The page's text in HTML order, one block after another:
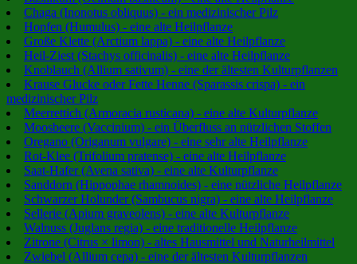
Chaga (Inonotus obliquus) - ein medizinischer Pilz
Hopfen (Humulus) - eine alte Heilpflanze
Große Klette (Arctium lappa) - eine alte Heilpflanze
Heil-Ziest (Stachys officinalis) - eine alte Heilpflanze
Knoblauch (Allium sativum) - eine der ältesten Kulturpflanzen
Krause Glucke oder Fette Henne (Sparassis crispa) - ein
medizinischer Pilz
Meerrettich (Armoracia rusticana) - eine alte Kulturpflanze
Moosbeere (Vaccinium) - ein Überfluss an nützlichen Stoffen
Oregano (Origanum vulgare) - eine sehr alte Heilpflanze
Rot-Klee (Trifolium pratense) - eine alte Heilpflanze
Saat-Hafer (Avena sativa) - eine alte Kulturpflanze
Sanddorn (Hippophae rhamnoides) - eine nützliche Heilpflanze
Schwarzer Holunder (Sambucus nigra) - eine alte Heilpflanze
Sellerie (Apium graveolens) - eine alte Kulturpflanze
Walnuss (Juglans regia) - eine traditionelle Heilpflanze
Zitrone (Citrus × limon) - altes Hausmittel und Naturheilmittel
Zwiebel (Allium cepa) - eine der ältesten Kulturpflanzen